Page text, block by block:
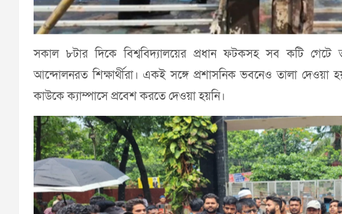
সকাল ৮টার দিকে বিশ্ববিদ্যালয়ের প্রধান ফটকসহ সব কটি গেটে
আন্দোলনরত শিক্ষার্থীরা। একই সঙ্গে প্রশাসনিক ভবনেও তালা দেওয়া
কাউকে ক্যাম্পাসে প্রবেশ করতে দেওয়া হয়নি।